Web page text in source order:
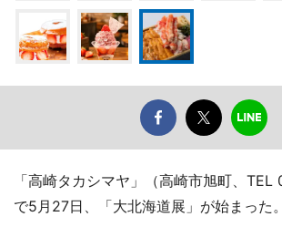
「高崎タカシマヤ」（高崎市旭町、TEL
で5月27日、「大北海道展」が始まった。